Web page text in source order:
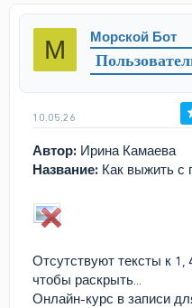
о
р
е
ы
а
ч
а
л
М Морской Бот
10.05.26
Автор: Ирина Камаева
Название: Как выжить с
Отсутствуют тексты к 1,
чтобы раскрыть...
Онлайн-курс в записи